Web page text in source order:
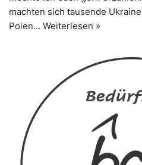
machten sich tausende
Polen… Weiterlesen »